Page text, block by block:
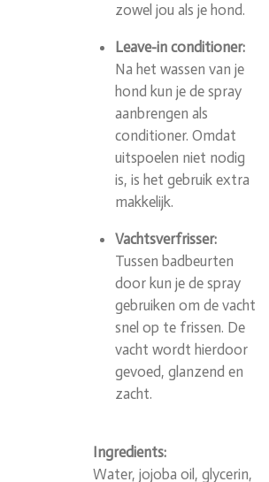
zowel jou als je hond.
Leave-in conditioner:
Na het wassen van je
hond kun je de spray
aanbrengen als
conditioner. Omdat
uitspoelen niet nodig
is, is het gebruik extra
makkelijk.
Vachtsverfrisser:
Tussen badbeurten
door kun je de spray
gebruiken om de vacht
snel op te frissen. De
vacht wordt hierdoor
gevoed, glanzend en
zacht.
Ingredients:
Water, jojoba oil, glycerin,